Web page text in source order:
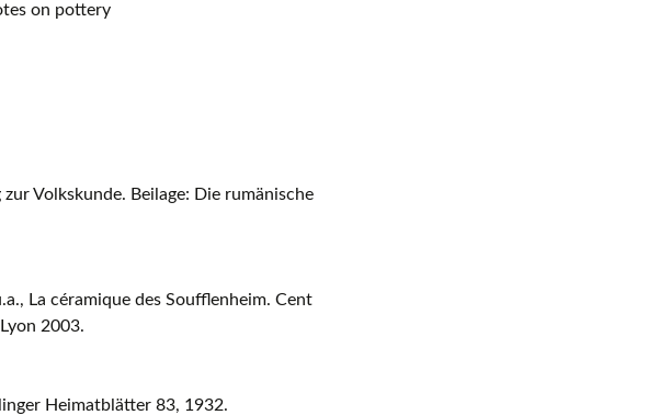
on pottery
Volkskunde. Beilage: Die rumänische
La céramique des Soufflenheim. Cent
2003.
Heimatblätter 83, 1932.